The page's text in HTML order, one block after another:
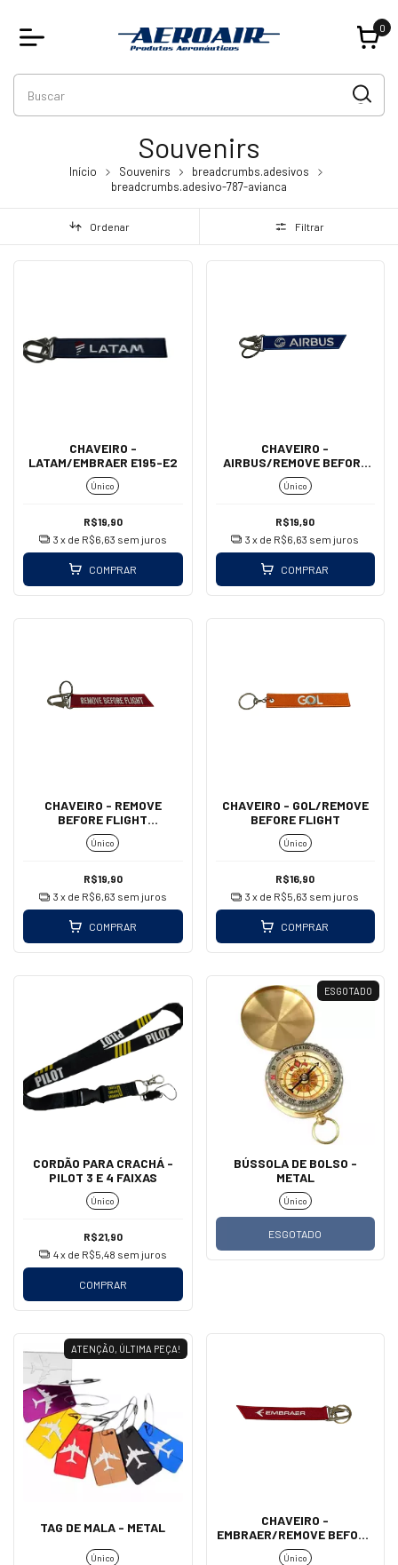
0
Souvenirs
Início Souvenirs
breadcrumbs.adesivos
breadcrumbs.adesivo-787-avianca
Ordenar Filtrar
CHAVEIRO -
LATAM/EMBRAER E195-E2
Único
R$19,90
3 x de R$6,63 sem juros
COMPRAR
CHAVEIRO -
AIRBUS/REMOVE BEFORE
FLIGHT (MOSQUETÃO)
Único
R$19,90
3 x de R$6,63 sem juros
COMPRAR
CHAVEIRO - REMOVE
BEFORE FLIGHT
(MOSQUETÃO)
Único
R$19,90
3 x de R$6,63 sem juros
COMPRAR
CHAVEIRO - GOL/REMOVE
BEFORE FLIGHT
Único
R$16,90
3 x de R$5,63 sem juros
COMPRAR
CORDÃO PARA CRACHÁ -
PILOT 3 E 4 FAIXAS
Único
R$21,90
4x de R$5,48 sem juros
COMPRAR
ESGOTADO
BÚSSOLA DE BOLSO -
METAL
Único
ESGOTADO
ATENÇÃO, ÚLTIMA PEÇA!
TAG DE MALA - METAL
Único
CHAVEIRO -
EMBRAER/REMOVE BEFORE
FLIGHT (MOSQUETÃO)
Único